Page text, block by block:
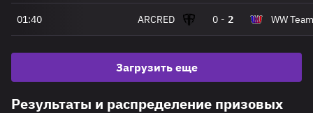
01:40 ARCRED 0 - 2 WW Team
Загрузить еще
Результаты и распределение призовых